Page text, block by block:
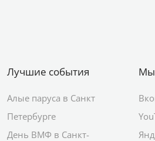
Лучшие события
Алые паруса в Санкт
Петербурге
День ВМФ в Санкт-
Мы